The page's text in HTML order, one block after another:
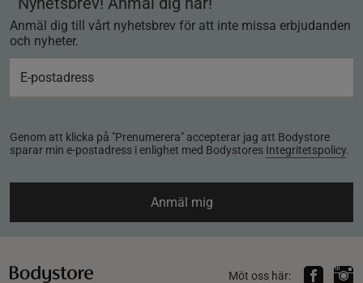
Anmäl dig till vårt nyhetsbrev för att inte missa erbjudanden
och nyheter.
Genom att klicka på "Prenumerera" accepterar jag att Bodystore
sparar min e-postadress i enlighet med Bodystores Integritetspolicy.
Anmäl mig
Möt oss här: